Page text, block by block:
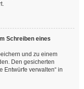
Schreiben eines
und zu einem
Den gesicherten
Entwürfe verwalten“ in